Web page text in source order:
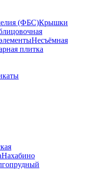
(ФБС)Крышки
Несъёмная
плитка
Нахабино